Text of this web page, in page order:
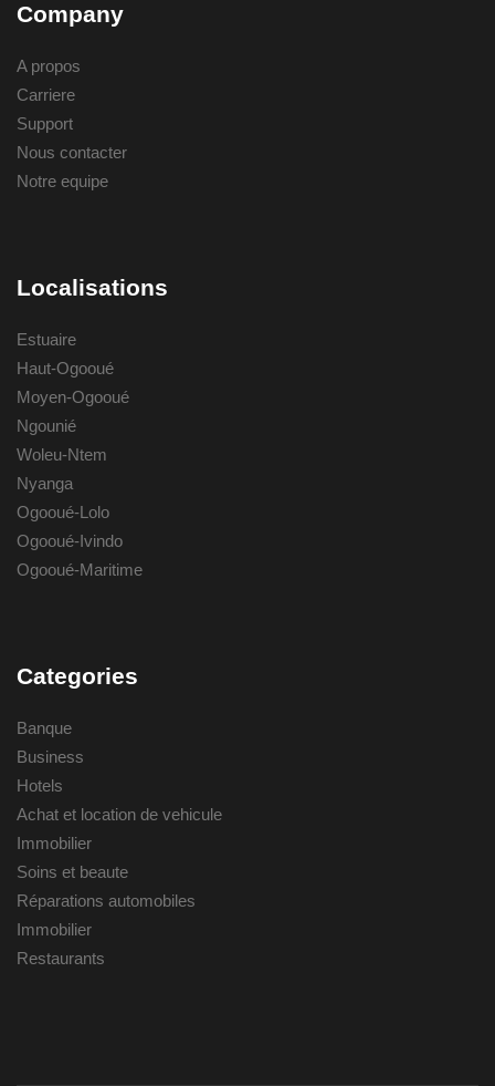
Company
A propos
Carriere
Support
Nous contacter
Notre equipe
Localisations
Estuaire
Haut-Ogooué
Moyen-Ogooué
Ngounié
Woleu-Ntem
Nyanga
Ogooué-Lolo
Ogooué-Ivindo
Ogooué-Maritime
Categories
Banque
Business
Hotels
Achat et location de vehicule
Immobilier
Soins et beaute
Réparations automobiles
Immobilier
Restaurants